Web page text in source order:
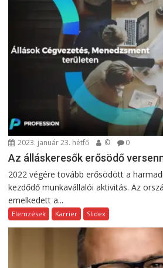
2023. január 23. hétfő © 0
Az álláskeresők erősödő
2022 végére tovább erősödött a
kezdődő munkavállalói aktivitás. Az
emelkedett a...
Elemzések Karrier Slidex